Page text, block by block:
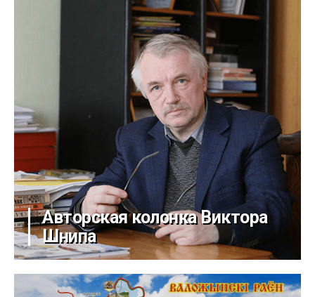
Авторская колонка Виктора
Шнипа